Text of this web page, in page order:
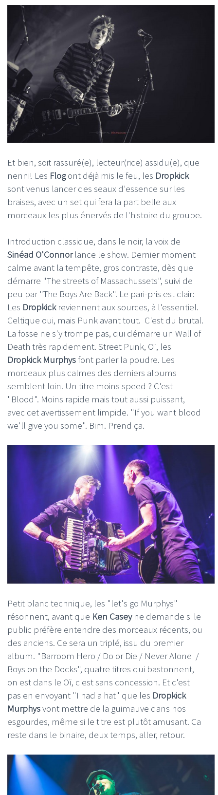
Et bien, soit rassuré(e), lecteur(rice) assidu(e), que
nenni! Les Flogont déjà mis le feu, les Dropkick
sont venus lancer des seaux d'essence sur les
braises, avec un set qui fera la part belle aux
morceaux les plus énervés de l'histoire du groupe.
Introduction classique, dans le noir, la voix de
Sinéad O'Connorlance le show. Dernier moment
calme avant la tempête, gros contraste, dès que
démarre "The streets of Massachussets", suivi de
peu par "The Boys Are Back". Le pari-pris est clair:
Les Dropkick reviennent aux sources, à l'essentiel.
Celtique oui, mais Punk avant tout. C'est du brutal.
La fosse ne s'y trompe pas, qui démarre un Wall of
Death très rapidement. Street Punk, Oï, les
Dropkick Murphysfont parler la poudre. Les
morceaux plus calmes des derniers albums
semblent loin. Un titre moins speed ? C'est
"Blood". Moins rapide mais tout aussi puissant,
avec cet avertissement limpide. "If you want blood
we'll give you some". Bim. Prend ça.
Petit blanc technique, les "let's go Murphys"
résonnent, avant que Ken Caseyne demande si le
public préfère entendre des morceaux récents, ou
des anciens. Ce sera un triplé, issu du premier
album. "Barroom Hero / Do or Die / Never Alone /
Boys on the Docks", quatre titres qui bastonnent,
on est dans le Oï, c'est sans concession. Et c'est
pas en envoyant "I had a hat" que les Dropkick
Murphysvont mettre de la guimauve dans nos
esgourdes, même si le titre est plutôt amusant. Ca
reste dans le binaire, deux temps, aller, retour.